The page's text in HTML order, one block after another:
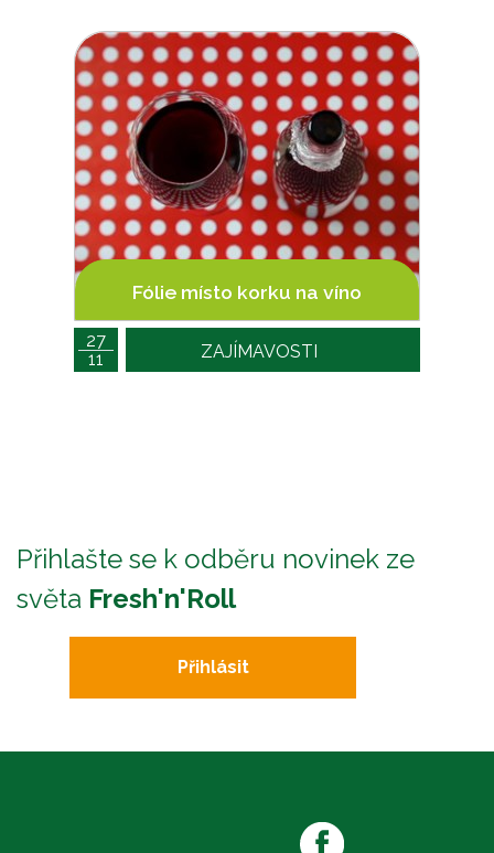
Fólie místo korku na víno
27
11
ZAJÍMAVOSTI
Přihlašte se k odběru novinek ze
světa Fresh'n'Roll
Přihlásit